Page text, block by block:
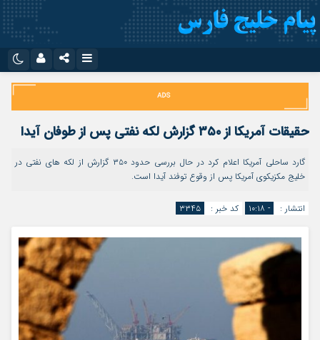
اینستاگرام
تلگرام
سروش
ایتا
اپلیکیشن
نام کاربری یا نشانی ایمیل
رمز عبور
حقیقات آمریکا از ۳۵۰ گزارش لکه نفتی پس از طوفان آیدا
گارد ساحلی آمریکا اعلام کرد در حال بررسی حدود ۳۵۰ گزارش از لکه های نفتی در
خلیج مکزیکوی آمریکا پس از وقوع توفند آیدا است.
انتشار : - ۱۰:۱۸ کد خبر : ۳۳۴۵